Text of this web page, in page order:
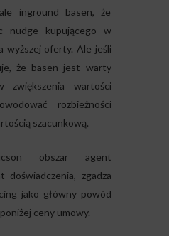
inground basen, że
nudge kupującego w
wyższej oferty. Ale jeśli
że basen jest warty
zwiększenia wartości
rozbieżności
szacunkową.
obszar agent
doświadczenia, zgadza
jako główny powód
ceny umowy.